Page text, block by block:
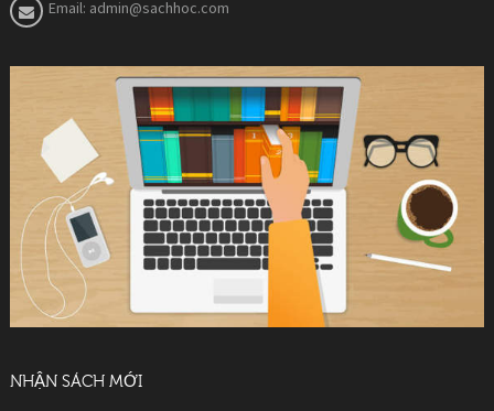
Email: admin@sachhoc.com
NHẬN SÁCH MỚI